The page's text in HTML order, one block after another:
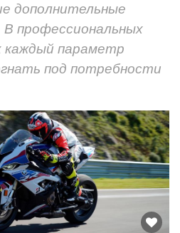
дополнительные
профессиональных
каждый параметр
под потребности